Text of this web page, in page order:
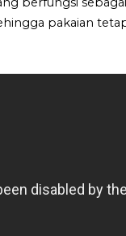
pakaian